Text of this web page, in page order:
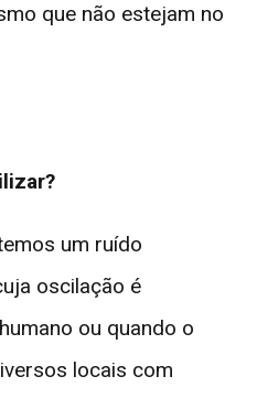
que não estejam no
um ruído
oscilação é
ou quando o
locais com